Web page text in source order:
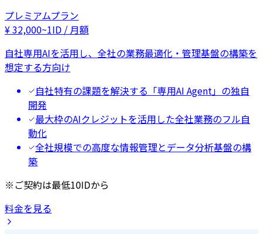
プレミアムプラン
¥32,000~1ID / 月額
自社専用AIを活用し、全社の業務最適化・管理基盤の構築を
想定する方向け
自社特有の課題を解決する「専用AI Agent」の独自
開発
最大枠のAIクレジットを活用した全社業務のフル自
動化
全社規模での高度な情報管理とデータ分析基盤の構
築
※ご契約は最低10IDから
料金を見る